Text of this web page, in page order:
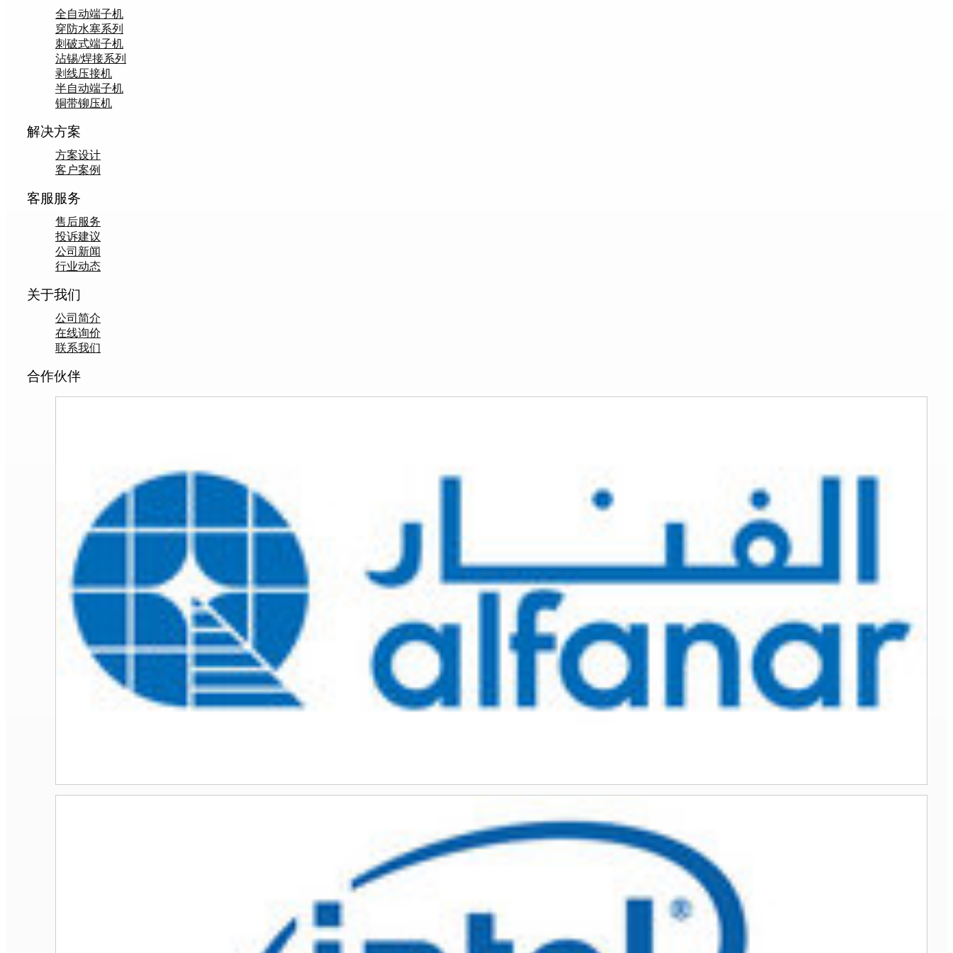
全自动端子机
穿防水塞系列
刺破式端子机
沾锡/焊接系列
剥线压接机
半自动端子机
铜带铆压机
解决方案
方案设计
客户案例
客服服务
售后服务
投诉建议
公司新闻
行业动态
关于我们
公司简介
在线询价
联系我们
合作伙伴